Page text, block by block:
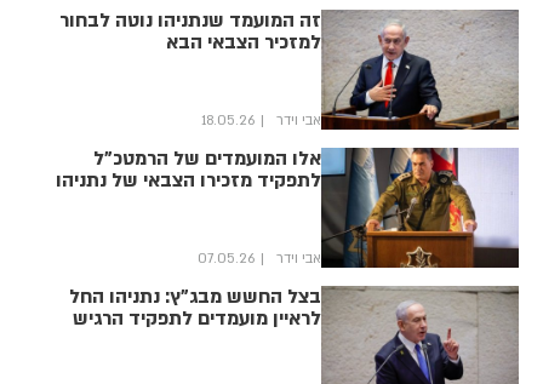
זה המועמד שנתניהו נוטה לבחור
למזכיר הצבאי הבא
אבי וידר 18.05.26
אלו המועמדים של הרמטכ"ל
לתפקיד מזכירו הצבאי של נתניהו
אבי וידר 07.05.26
בצל החשש מבג"ץ: נתניהו החל
לראיין מועמדים לתפקיד הרגיש